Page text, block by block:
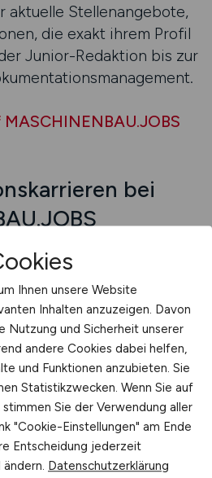
aktuelle Stellenangebote,
die exakt ihrem Profil
Junior-Redaktion bis zur
bei
qualifizierte Fachkräfte
gefragter denn
Jobportale lassen sich
finden – von der
Redaktion bis hin zu
in der
Diese Plattformen
aus der
bieten Bewerbern einen
den Arbeitsmarkt.
Ihnen unsere Website
Inhalten anzuzeigen. Davon
Nutzung und Sicherheit unserer
andere Cookies dabei helfen,
und Funktionen anzubieten. Sie
Statistikzwecken. Wenn Sie auf
Sie der Verwendung aller
"Cookie-Einstellungen" am Ende
Entscheidung jederzeit
Datenschutzerklärung